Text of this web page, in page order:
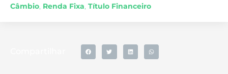
Câmbio, Renda Fixa, Título Financeiro